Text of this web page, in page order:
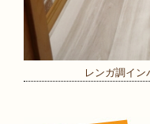
レンガ調イ